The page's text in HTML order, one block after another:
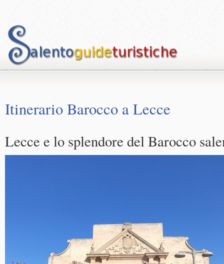
Itinerario Barocco a Lecce
Lecce e lo splendore del Barocco